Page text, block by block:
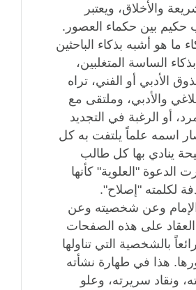
والأخلاق، ويعتبر
بين حكماء العصور.
ما هو أشبه بذكاء الباحثين
الساسة المتغلبين،
الأدبي أو الفني، تراه
والأدبي، وملتقى مع
أو الرغبة في التجديد
اسمه علماً يلتفت به كل
ينادي بها كل طالب
الدعوة "العلوية" كأنها
لكلمته "إصلاح".
وعن شخصيته وعن
على هذه الصفحات
بالشخصية التي تناولها
هذا في طهارة نشأته
ونقاد سريرته، وعلو